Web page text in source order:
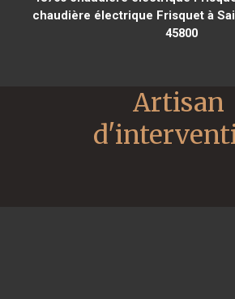
chaudière électrique Frisquet à
45800
Artisan